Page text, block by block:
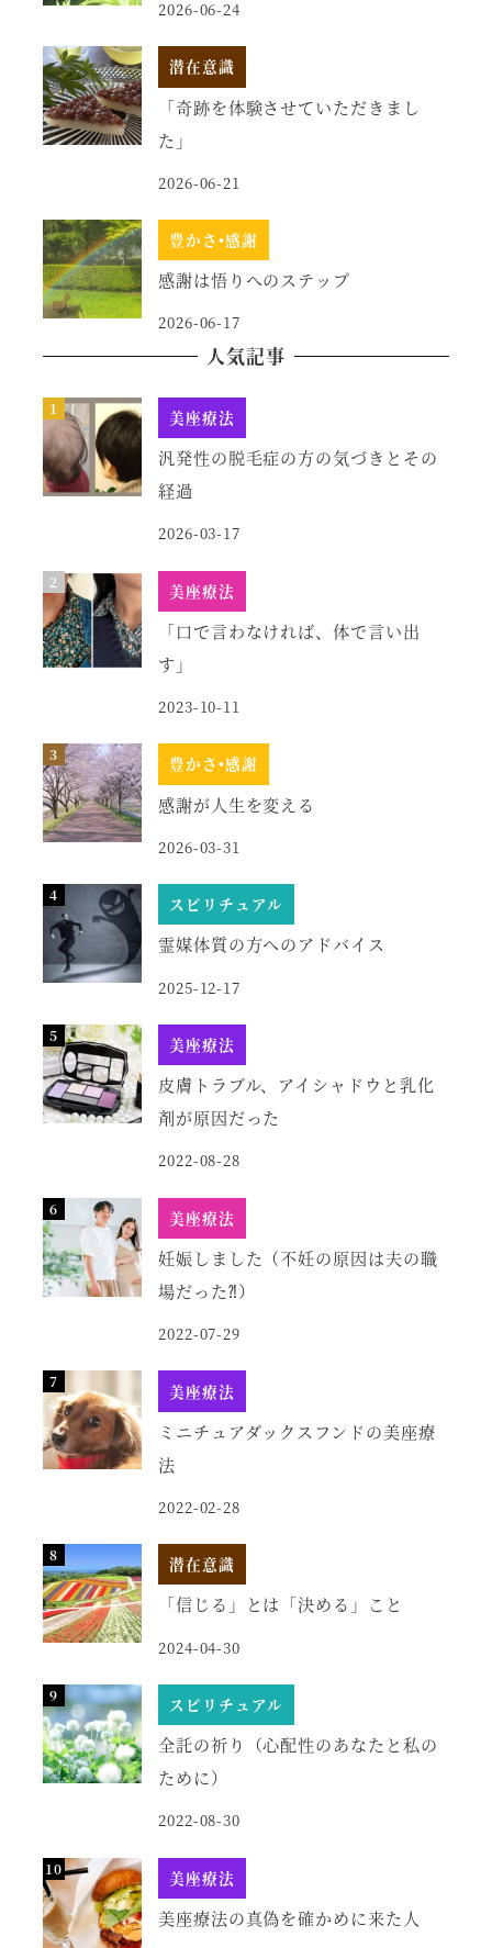
2026-06-24
潜在意識
「奇跡を体験させていただきまし
た」
2026-06-21
豊かさ•感謝
感謝は悟りへのステップ
2026-06-17
人気記事
美座療法
汎発性の脱毛症の方の気づきとその
経過
2026-03-17
美座療法
「口で言わなければ、体で言い出
す」
2023-10-11
豊かさ•感謝
感謝が人生を変える
2026-03-31
スピリチュアル
霊媒体質の方へのアドバイス
2025-12-17
美座療法
皮膚トラブル、アイシャドウと乳化
剤が原因だった
2022-08-28
美座療法
妊娠しました（不妊の原因は夫の職
場だった⁈）
2022-07-29
美座療法
ミニチュアダックスフンドの美座療
法
2022-02-28
潜在意識
「信じる」とは「決める」こと
2024-04-30
スピリチュアル
全託の祈り（心配性のあなたと私の
ために）
2022-08-30
美座療法
美座療法の真偽を確かめに来た人